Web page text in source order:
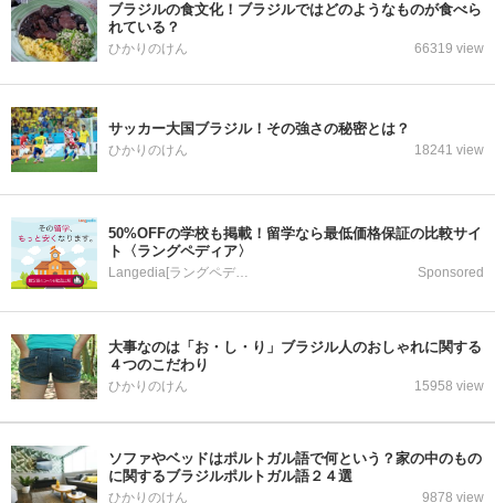
ブラジルの食文化！ブラジルではどのようなものが食べら
れている？
ひかりのけん 66319 view
サッカー大国ブラジル！その強さの秘密とは？
ひかりのけん 18241 view
50%OFFの学校も掲載！留学なら最低価格保証の比較サイ
ト〈ラングペディア〉
Langedia[ラングペディア] Sponsored
大事なのは「お・し・り」ブラジル人のおしゃれに関する
４つのこだわり
ひかりのけん 15958 view
ソファやベッドはポルトガル語で何という？家の中のもの
に関するブラジルポルトガル語２４選
ひかりのけん 9878 view